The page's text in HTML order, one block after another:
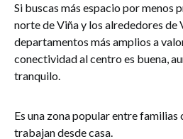
Si buscas más espacio por menos
norte de Viña y los alrededores de
departamentos más amplios a
conectividad al centro es buena,
tranquilo.
Es una zona popular entre familias
trabajan desde casa.